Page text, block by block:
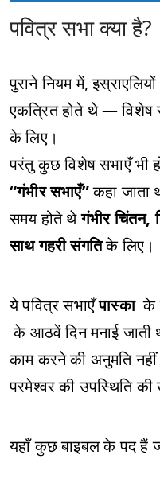
पवित्र सभा क्या है?
पुराने नियम में,
एकत्रित होते थे — विशेष
के लिए।
परंतु कुछ विशेष सभाएँ भी
“गंभीर सभाएँ”कहा जाता
समय होते थेगंभीर चिंतन,
साथ गहरी संगतिके लिए।
ये पवित्र सभाएँपास्काके
के आठवें दिन मनाई जाती
काम करने की अनुमति
परमेश्वर की उपस्थिति की
यहाँ कुछ बाइबल के पद हैं